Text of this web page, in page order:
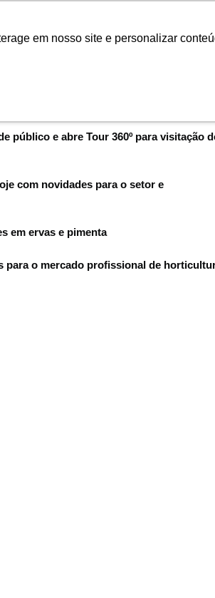
em nosso site e personalizar
público e abre Tour 360º para visitação
com novidades para o setor e
em ervas e pimenta
para o mercado profissional de